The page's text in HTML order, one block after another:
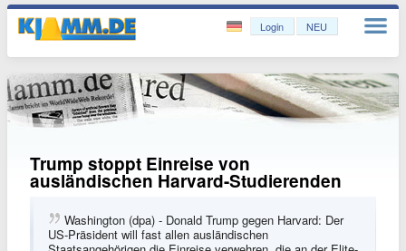
Login NEU
Trump stoppt Einreise von
ausländischen Harvard-Studierenden
Washington (dpa) - Donald Trump gegen Harvard: Der
US-Präsident will fast allen ausländischen